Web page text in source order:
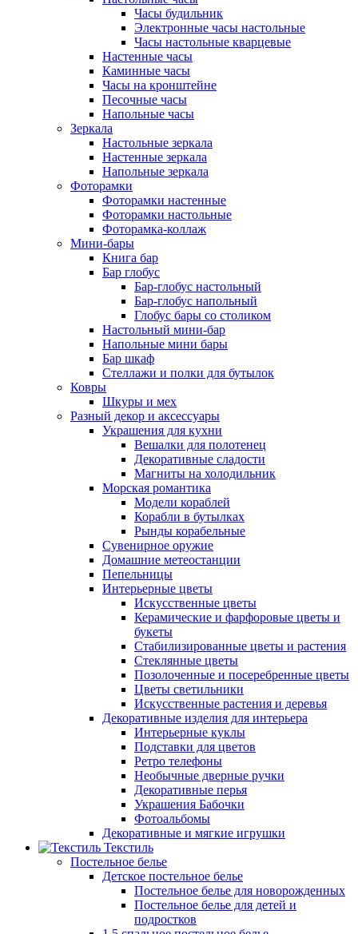
Часы будильник
Электронные часы настольные
Часы настольные кварцевые
Настенные часы
Каминные часы
Часы на кронштейне
Песочные часы
Напольные часы
Зеркала
Настольные зеркала
Настенные зеркала
Напольные зеркала
Фоторамки
Фоторамки настенные
Фоторамки настольные
Фоторамка-коллаж
Мини-бары
Книга бар
Бар глобус
Бар-глобус настольный
Бар-глобус напольный
Глобус бары со столиком
Настольный мини-бар
Напольные мини бары
Бар шкаф
Стеллажи и полки для бутылок
Ковры
Шкуры и мех
Разный декор и аксессуары
Украшения для кухни
Вешалки для полотенец
Декоративные сладости
Магниты на холодильник
Морская романтика
Модели кораблей
Корабли в бутылках
Рынды корабельные
Сувенирное оружие
Домашние метеостанции
Пепельницы
Интерьерные цветы
Искусственные цветы
Керамические и фарфоровые цветы и
букеты
Стабилизированные цветы и растения
Стеклянные цветы
Позолоченные и посеребренные цветы
Цветы светильники
Искусственные растения и деревья
Декоративные изделия для интерьера
Интерьерные куклы
Подставки для цветов
Ретро телефоны
Необычные дверные ручки
Декоративные перья
Украшения Бабочки
Фотоальбомы
Декоративные и мягкие игрушки
Текстиль
Постельное белье
Детское постельное белье
Постельное белье для новорожденных
Постельное белье для детей и
подростков